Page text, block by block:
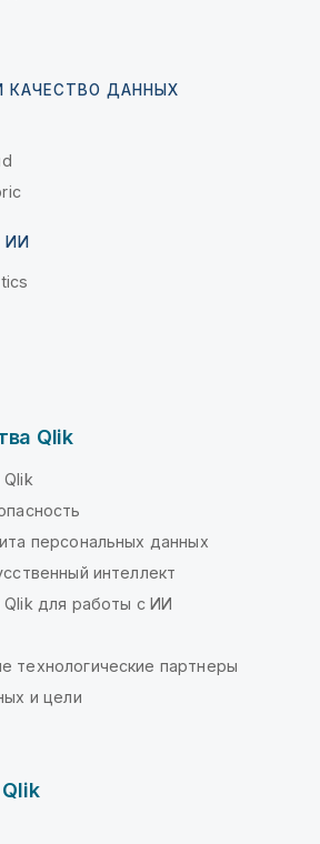
КАЧЕСТВО ДАННЫХ
ИИ
Qlik
персональных данных
интеллект
для работы с ИИ
технологические партнеры
и цели